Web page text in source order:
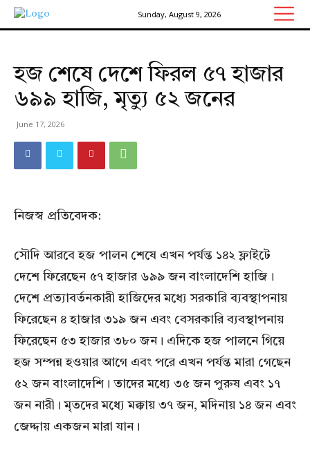
Sunday, August 9, 2026
হজ শেষে দেশে ফিরল ৫৭ হাজার
৬৯৯ হাজি, মৃত্যু ৫২ জনের
June 17, 2026
নিজস্ব প্রতিবেদক:
সৌদি আরবে হজ পালন শেষে এখন পর্যন্ত ১৪২ ফ্লাইটে
দেশে ফিরেছেন ৫৭ হাজার ৬৯৯ জন বাংলাদেশি হাজি।
দেশে প্রত্যাবর্তনকারী হাজিদের মধ্যে সরকারি ব্যবস্থাপনায়
ফিরেছেন ৪ হাজার ৩১৯ জন এবং বেসরকারি ব্যবস্থাপনায়
ফিরেছেন ৫৩ হাজার ৩৮০ জন। এদিকে হজ পালনে গিয়ে
হজ সম্পন্ন হওয়ার আগে এবং পরে এখন পর্যন্ত মারা গেছেন
৫২ জন বাংলাদেশি। তাদের মধ্যে ৩৫ জন পুরুষ এবং ১৭
জন নারী। মৃতদের মধ্যে মক্কায় ৩৭ জন, মদিনায় ১৪ জন এবং
জেদ্দায় একজন মারা যান।